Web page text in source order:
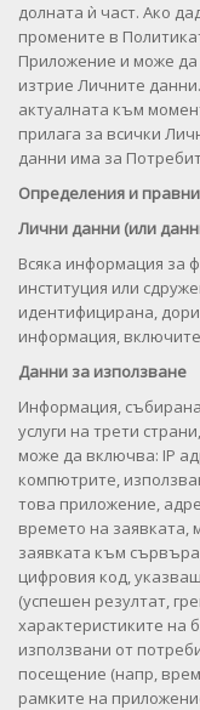
долната ѝ част. Ако
промените в
Приложение и може да
изтрие Личните
актуалната към
прилага за всички
данни има за
Определения и
Лични данни (или
Всяка информация за
институция или
идентифицирана,
информация,
Данни за използване
Информация,
услуги на трети
може да включва: IP
компютрите,
това приложение,
времето на заявката,
заявката към
цифровия код,
(успешен резултат,
характеристиките на
използвани от
посещение (напр,
рамките на